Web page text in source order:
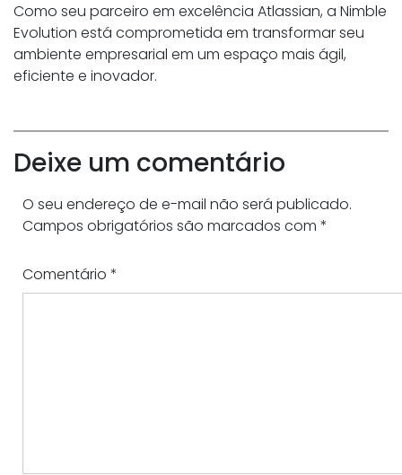
Como seu parceiro em excelência Atlassian, a Nimble
Evolution está comprometida em transformar seu
ambiente empresarial em um espaço mais ágil,
eficiente e inovador.
Deixe um comentário
O seu endereço de e-mail não será publicado.
Campos obrigatórios são marcados com *
Comentário *